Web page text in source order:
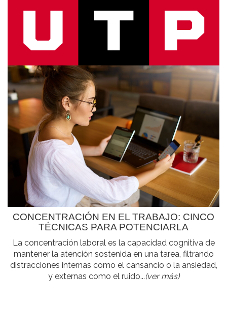
CONCENTRACIÓN EN EL TRABAJO: CINCO
TÉCNICAS PARA POTENCIARLA
La concentración laboral es la capacidad cognitiva de
mantener la atención sostenida en una tarea, filtrando
distracciones internas como el cansancio o la ansiedad,
y externas como el ruido...(ver más)